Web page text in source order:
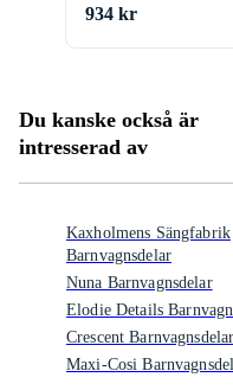
934 kr
Du kanske också är
intresserad av
Kaxholmens Sängfabrik
Barnvagnsdelar
Nuna Barnvagnsdelar
Elodie Details
Crescent Barnvagnsdelar
Maxi-Cosi